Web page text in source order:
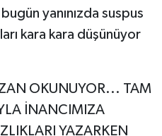
yanınızda suspus
kara kara düşünüyor
OKUNUYOR... TAM
İNANCIMIZA
YAZARKEN